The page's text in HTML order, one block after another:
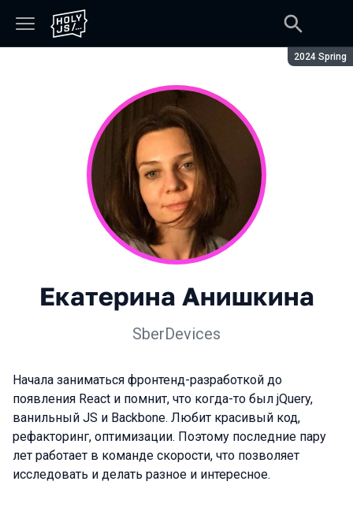
Сезон:
2024 Spring
Екатерина Анишкина
SberDevices
Начала заниматься фронтенд-разработкой до
появления React и помнит, что когда-то был jQuery,
ванильный JS и Backbone. Любит красивый код,
рефакторинг, оптимизации. Поэтому последние пару
лет работает в команде скорости, что позволяет
исследовать и делать разное и интересное.